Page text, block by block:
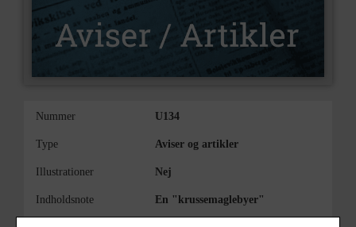
Nummer U134
Type Aviser og artikler
Illustrationer Nej
Indholdsnote En "krussemaglebyer"